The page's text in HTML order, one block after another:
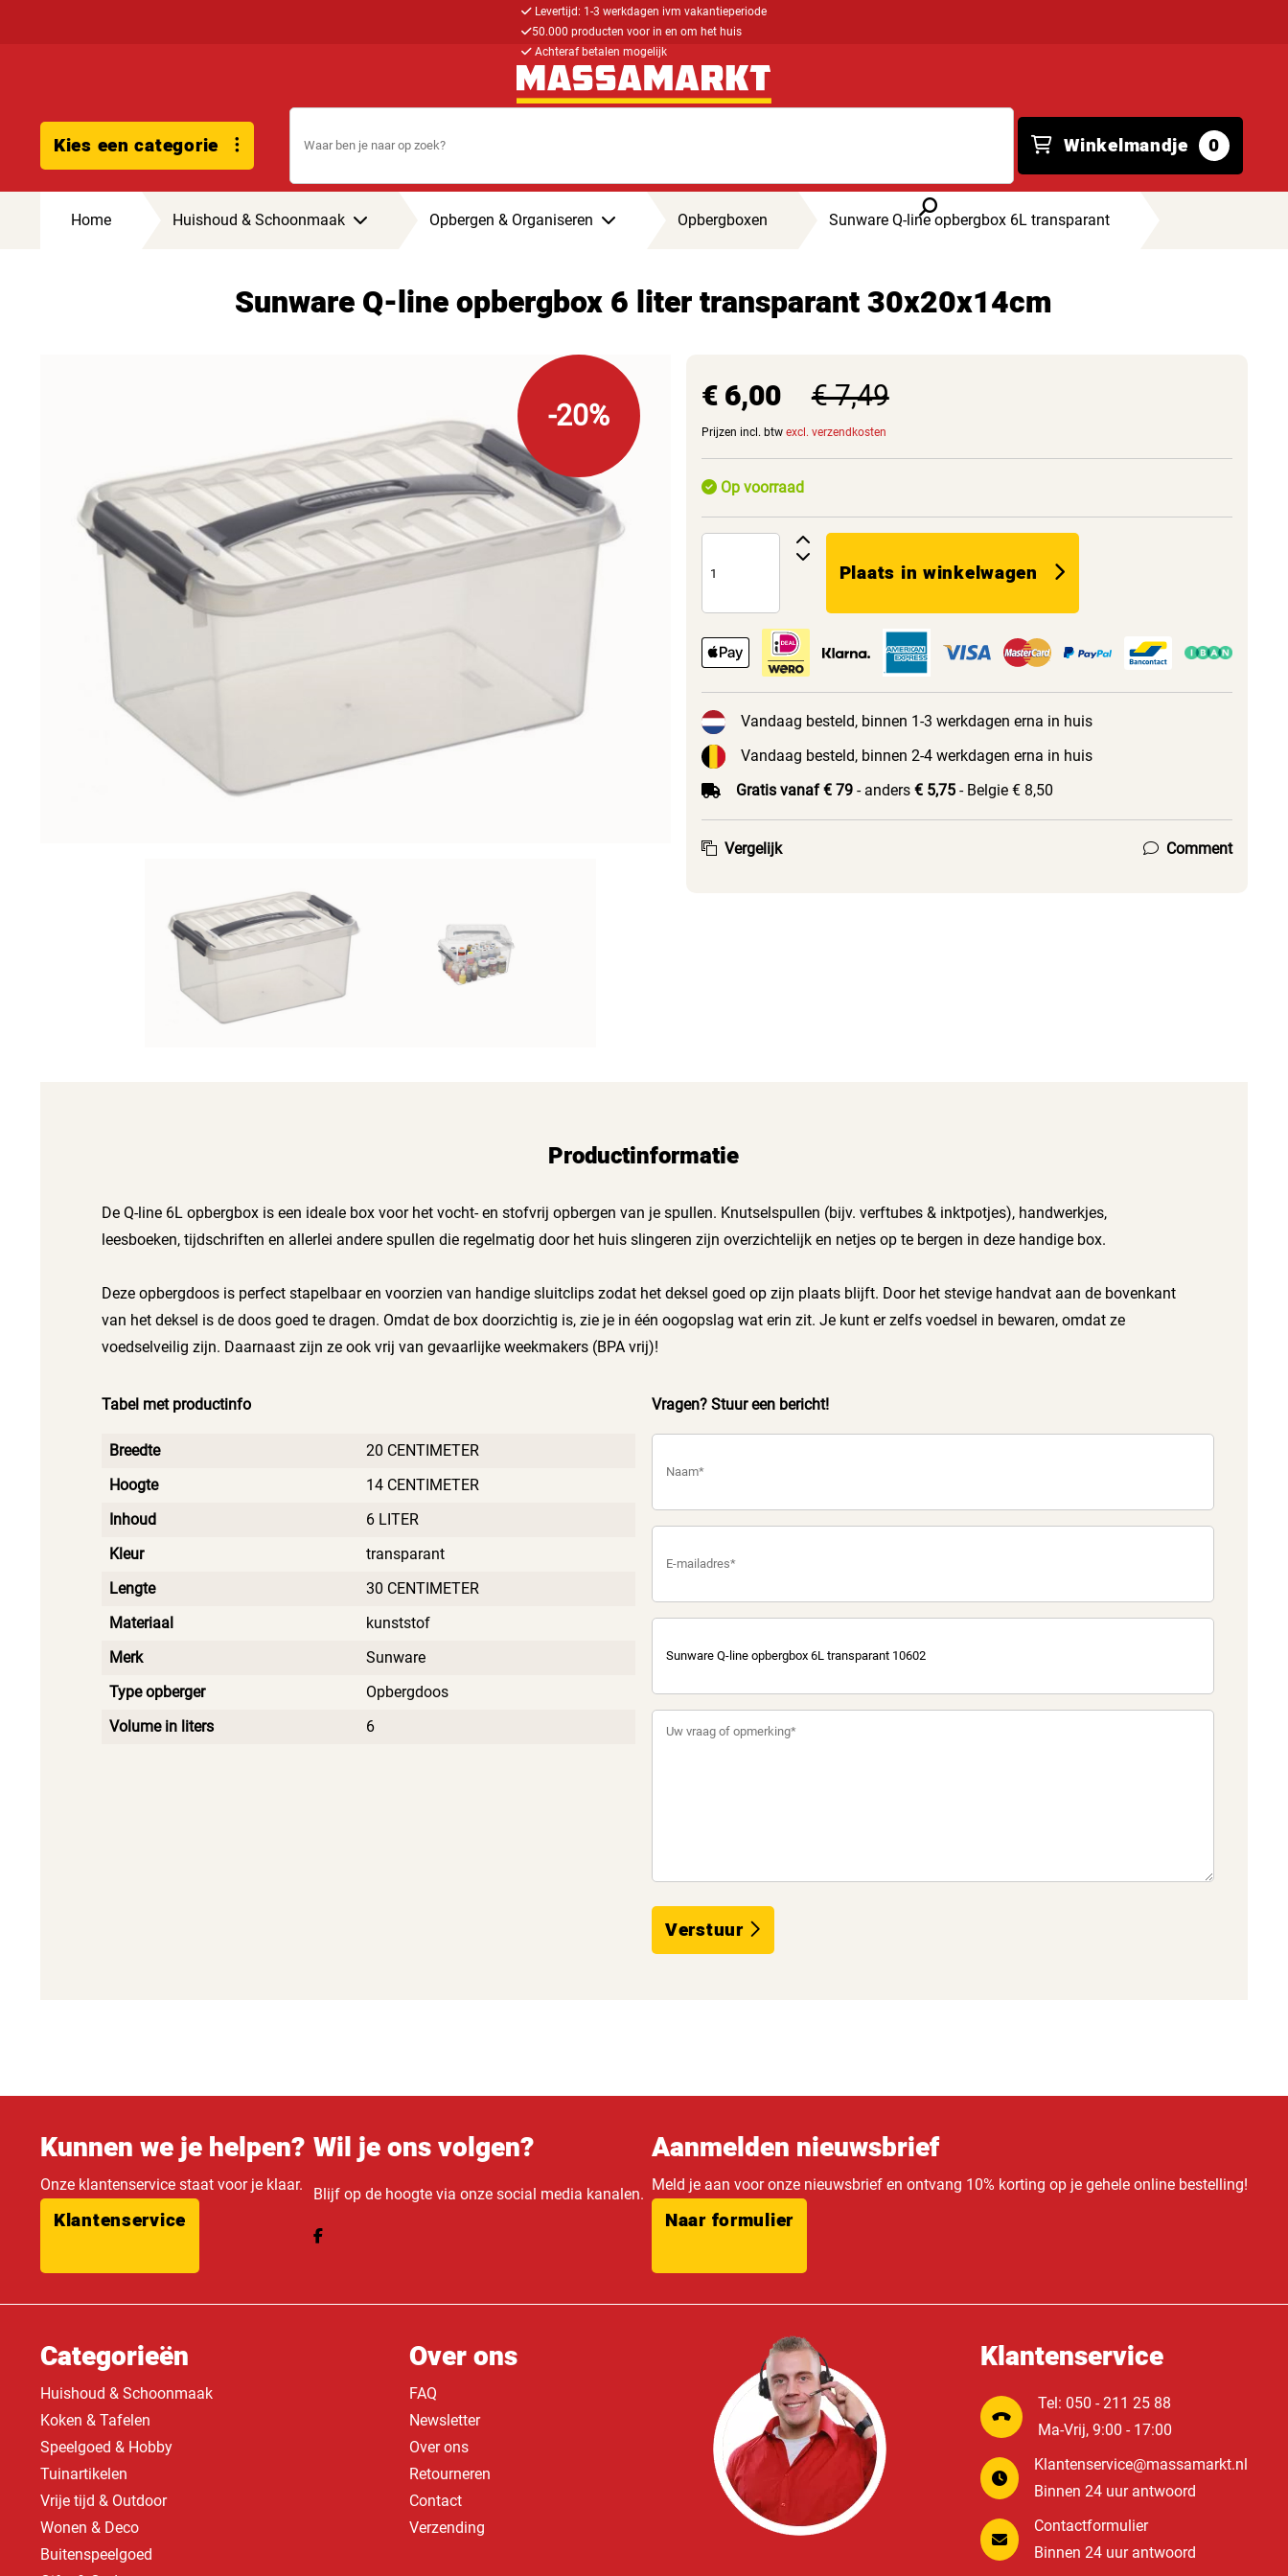
Levertijd: 1-3 werkdagen ivm vakantieperiode
50.000 producten voor in en om het huis
Achteraf betalen mogelijk
Kies een categorie Winkelmandje 0
Home Huishoud & Schoonmaak Opbergen & Organiseren Opbergboxen Sunware Q-line opbergbox 6L transparant
Sunware Q-line opbergbox 6 liter transparant 30x20x14cm
-20% € 6,00 € 7,49
Prijzen incl. btw excl. verzendkosten
Op voorraad
Plaats in winkelwagen
Vandaag besteld, binnen 1-3 werkdagen erna in huis
Vandaag besteld, binnen 2-4 werkdagen erna in huis
Gratis vanaf € 79- anders € 5,75- Belgie € 8,50
Vergelijk Comment
Productinformatie
De Q-line 6L opbergbox is een ideale box voor het vocht- en stofvrij opbergen van je spullen. Knutselspullen (bijv. verftubes & inktpotjes), handwerkjes,
leesboeken, tijdschriften en allerlei andere spullen die regelmatig door het huis slingeren zijn overzichtelijk en netjes op te bergen in deze handige box.
Deze opbergdoos is perfect stapelbaar en voorzien van handige sluitclips zodat het deksel goed op zijn plaats blijft. Door het stevige handvat aan de bovenkant
van het deksel is de doos goed te dragen. Omdat de box doorzichtig is, zie je in één oogopslag wat erin zit. Je kunt er zelfs voedsel in bewaren, omdat ze
voedselveilig zijn. Daarnaast zijn ze ook vrij van gevaarlijke weekmakers (BPA vrij)!
Tabel met productinfo
Breedte
20 CENTIMETER
Hoogte
14 CENTIMETER
Inhoud
6 LITER
Kleur
transparant
Lengte
30 CENTIMETER
Materiaal
kunststof
Merk
Sunware
Type opberger
Opbergdoos
Volume in liters
6
Vragen? Stuur een bericht!
Verstuur
Kunnen we je helpen?
Onze klantenservice staat voor je klaar.
Klantenservice
Wil je ons volgen?
Blijf op de hoogte via onze social media kanalen.
Aanmelden nieuwsbrief
Meld je aan voor onze nieuwsbrief en ontvang 10% korting op je gehele online bestelling!
Naar formulier
Categorieën
Huishoud & Schoonmaak
Koken & Tafelen
Speelgoed & Hobby
Tuinartikelen
Vrije tijd & Outdoor
Wonen & Deco
Buitenspeelgoed
Over ons
FAQ
Newsletter
Over ons
Retourneren
Contact
Verzending
Klantenservice
Tel: 050 - 211 25 88
Ma-Vrij, 9:00 - 17:00
Klantenservice@massamarkt.nl
Binnen 24 uur antwoord
Contactformulier
Binnen 24 uur antwoord